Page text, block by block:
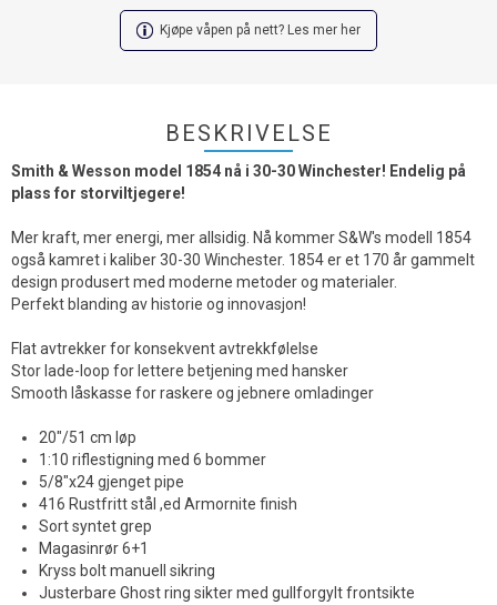
Kjøpe våpen på nett? Les mer her
BESKRIVELSE
Smith & Wesson model 1854 nå i 30-30 Winchester! Endelig på
plass for storviltjegere!
Mer kraft, mer energi, mer allsidig. Nå kommer S&W's modell 1854
også kamret i kaliber 30-30 Winchester. 1854 er et 170 år gammelt
design produsert med moderne metoder og materialer.
Perfekt blanding av historie og innovasjon!
Flat avtrekker for konsekvent avtrekkfølelse
Stor lade-loop for lettere betjening med hansker
Smooth låskasse for raskere og jebnere omladinger
20"/51 cm løp
1:10 riflestigning med 6 bommer
5/8"x24 gjenget pipe
416 Rustfritt stål ,ed Armornite finish
Sort syntet grep
Magasinrør 6+1
Kryss bolt manuell sikring
Justerbare Ghost ring sikter med gullforgylt frontsikte